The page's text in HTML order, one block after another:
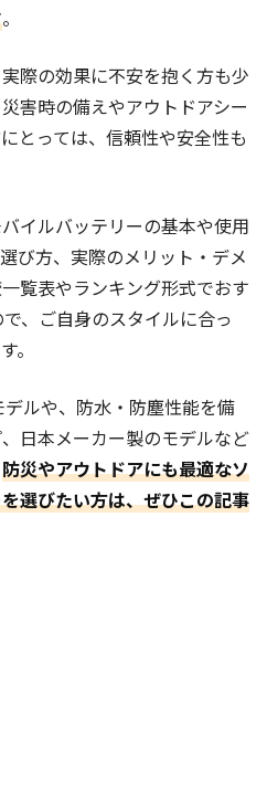
。
際の効果に不安を抱く方も少
害時の備えやアウトドアシー
とっては、信頼性や安全性も
イルバッテリーの基本や使用
び方、実際のメリット・デメ
覧表やランキング形式でおす
、ご自身のスタイルに合っ
。
ルや、防水・防塵性能を備
日本メーカー製のモデルなど
防災やアウトドアにも最適なソ
選びたい方は、ぜひこの記事